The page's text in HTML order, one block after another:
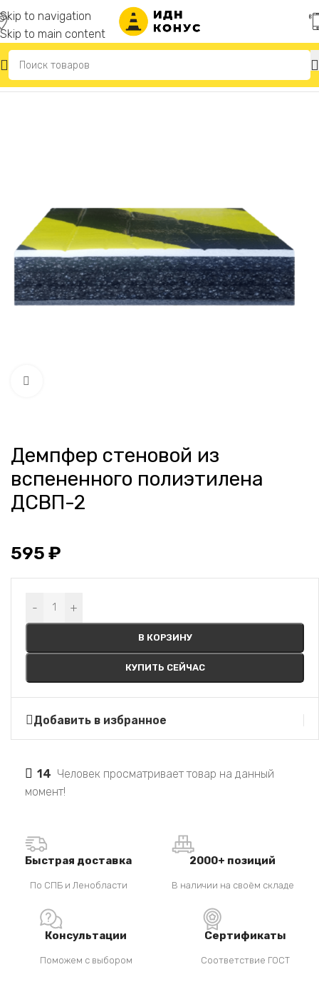
Skip to navigation
Skip to main content
Главная Резиновые отбойники для стен
Демпфер стеновой из
вспененного полиэтилена
ДСВП-2
595 ₽
- +
В КОРЗИНУ
КУПИТЬ СЕЙЧАС
Alternative:
Добавить в избранное
14 Человек просматривает товар на данный
момент!
Быстрая доставка
По СПБ и Ленобласти
2000+ позиций
В наличии на своём складе
Консультации
Поможем с выбором
Сертификаты
Соответствие ГОСТ